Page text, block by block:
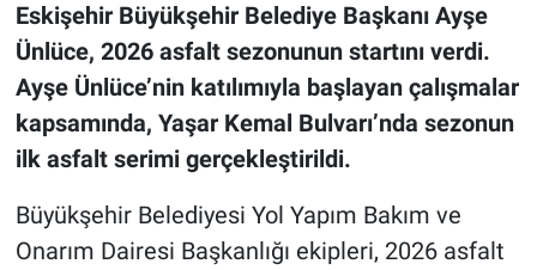
Eskişehir Büyükşehir Belediye Başkanı Ayşe
Ünlüce, 2026 asfalt sezonunun startını verdi.
Ayşe Ünlüce’nin katılımıyla başlayan çalışmalar
kapsamında, Yaşar Kemal Bulvarı’nda sezonun
ilk asfalt serimi gerçekleştirildi.
Büyükşehir Belediyesi Yol Yapım Bakım ve
Onarım Dairesi Başkanlığı ekipleri, 2026 asfalt
Yerel
Magazin